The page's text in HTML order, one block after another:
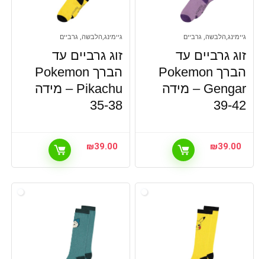
גיימינג,הלבשה, גרביים
זוג גרביים עד
הברך Pokemon
Gengar – מידה
39-42
₪39.00
גיימינג,הלבשה, גרביים
זוג גרביים עד
הברך Pokemon
Pikachu – מידה
35-38
₪39.00